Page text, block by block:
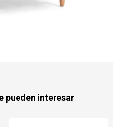
pueden interesar